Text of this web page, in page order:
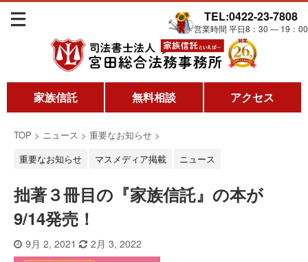
TEL:0422-23-7808
営業時間 平日8：30 ― 19：00
家族信託 無料相談 アクセス
TOP > ニュース > 重要なお知らせ >
重要なお知らせ
マスメディア掲載 ニュース
拙著３冊目の『家族信託』の本が
9/14発売！
9月 2, 2021 2月 3, 2022